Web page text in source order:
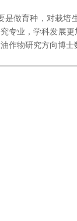
做育种，对栽培
专业，学科发展
作物研究方向博